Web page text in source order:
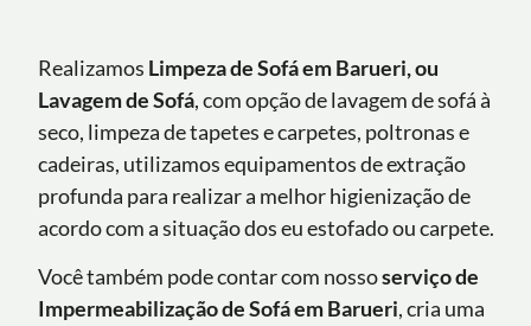
Realizamos Limpeza de Sofá em Barueri, ou
Lavagem de Sofá, com opção de lavagem de sofá à
seco, limpeza de tapetes e carpetes, poltronas e
cadeiras, utilizamos equipamentos de extração
profunda para realizar a melhor higienização de
acordo com a situação dos eu estofado ou carpete.
Você também pode contar com nossoserviço de
Impermeabilização de Sofáem Barueri, cria uma